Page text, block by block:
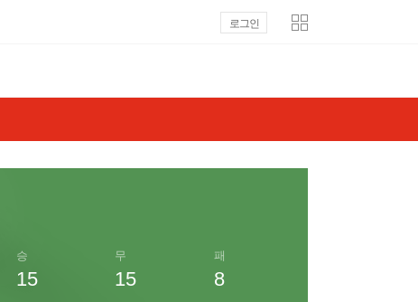
로그인
승
15
무
15
패
8